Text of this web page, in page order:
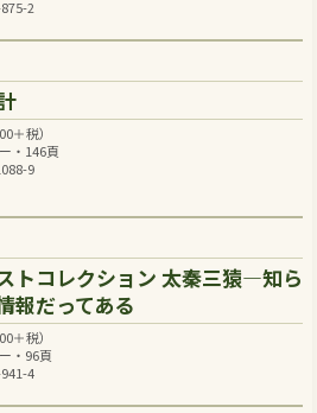
2
＋税）
・146頁
9
トコレクション 太秦三猿―知ら
報だってある
＋税）
・96頁
4